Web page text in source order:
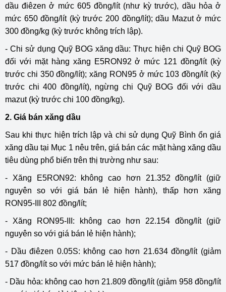
dầu điêzen ở mức 605 đồng/lít (như kỳ trước), dầu hỏa ở
mức 650 đồng/lít (kỳ trước 200 đồng/lít); dầu Mazut ở mức
300 đồng/kg (kỳ trước không trích lập).
- Chi sử dụng Quỹ BOG xăng dầu: Thực hiện chi Quỹ BOG
đối với mặt hàng xăng E5RON92 ở mức 121 đồng/lít (kỳ
trước chi 350 đồng/lít); xăng RON95 ở mức 103 đồng/lít (kỳ
trước chi 400 đồng/lít), ngừng chi Quỹ BOG đối với dầu
mazut (kỳ trước chi 100 đồng/kg).
2. Giá bán xăng dầu
Sau khi thực hiện trích lập và chi sử dụng Quỹ Bình ổn giá
xăng dầu tại Mục 1 nêu trên, giá bán các mặt hàng xăng dầu
tiêu dùng phổ biến trên thị trường như sau:
- Xăng E5RON92: không cao hơn 21.352 đồng/lít (giữ
nguyên so với giá bán lẻ hiện hành), thấp hơn xăng
RON95-III 802 đồng/lít;
- Xăng RON95-III: không cao hơn 22.154 đồng/lít (giữ
nguyên so với giá bán lẻ hiện hành);
- Dầu điêzen 0.05S: không cao hơn 21.634 đồng/lít (giảm
517 đồng/lít so với mức bán lẻ hiện hành);
- Dầu hỏa: không cao hơn 21.809 đồng/lít (giảm 958 đồng/lít